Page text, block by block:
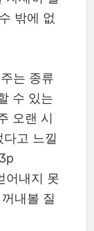
밖에 없
는 종류
수 있는
오랜 시
고 느낄
어내지 못
내볼 질